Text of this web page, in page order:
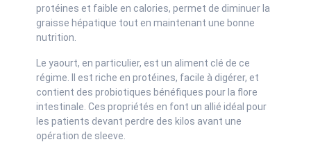
protéines et faible en calories, permet de diminuer la
graisse hépatique tout en maintenant une bonne
nutrition.
Le yaourt, en particulier, est un aliment clé de ce
régime. Il est riche en protéines, facile à digérer, et
contient des probiotiques bénéfiques pour la flore
intestinale. Ces propriétés en font un allié idéal pour
les patients devant perdre des kilos avant une
opération de sleeve.